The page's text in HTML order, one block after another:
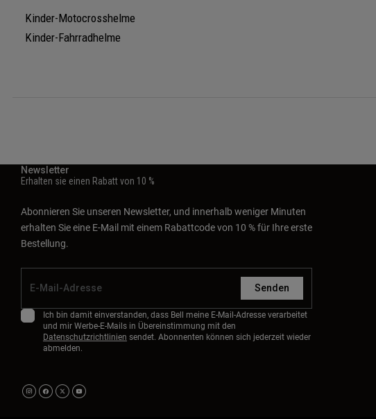
Kinder-Motocrosshelme
Kinder-Fahrradhelme
Newsletter
Erhalten sie einen Rabatt von 10 %
Abonnieren Sie unseren Newsletter, und innerhalb weniger Minuten
erhalten Sie eine E-Mail mit einem Rabattcode von 10 % für Ihre erste
Bestellung.
Senden
Ich bin damit einverstanden, dass Bell meine E-Mail-Adresse verarbeitet
und mir Werbe-E-Mails in Übereinstimmung mit den
Datenschutzrichtlinien sendet. Abonnenten können sich jederzeit wieder
abmelden.